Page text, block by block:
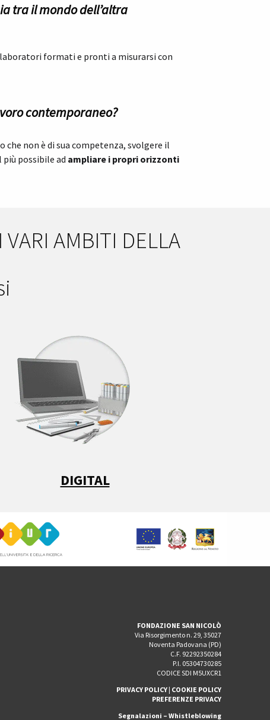
tra il mondo dell’altra
formati e pronti a misurarsi con
contemporaneo?
che non è di sua competenza, svolgere il
più possibile ad ampliare i propri orizzonti
AMBITI DELLA
DIGITAL
FONDAZIONE SAN NICOLÒ
Via Risorgimento n. 29, 35027
Noventa Padovana (PD)
C.F. 92292350284
P.I. 05304730285
CODICE SDI M5UXCR1
PRIVACY POLICY| COOKIE POLICY
PREFERENZE PRIVACY
Segnalazioni – Whistleblowing